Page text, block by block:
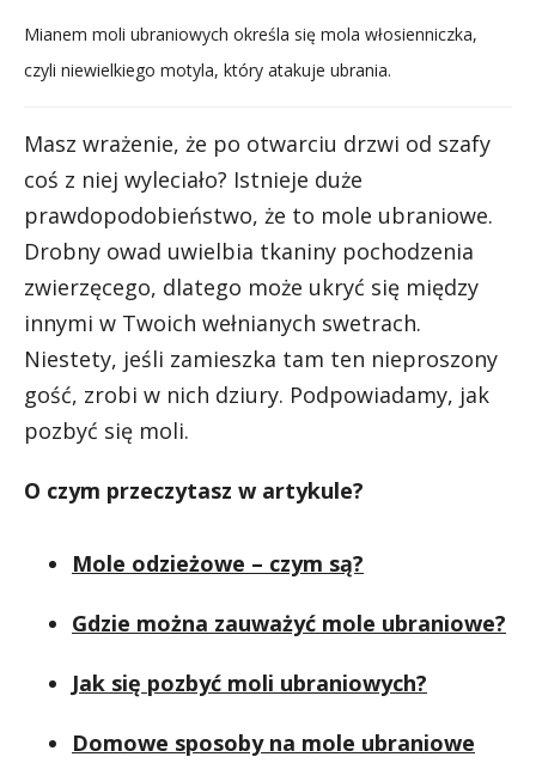
Mianem moli ubraniowych określa się mola włosienniczka,
czyli niewielkiego motyla, który atakuje ubrania.
Masz wrażenie, że po otwarciu drzwi od szafy
coś z niej wyleciało? Istnieje duże
prawdopodobieństwo, że to mole ubraniowe.
Drobny owad uwielbia tkaniny pochodzenia
zwierzęcego, dlatego może ukryć się między
innymi w Twoich wełnianych swetrach.
Niestety, jeśli zamieszka tam ten nieproszony
gość, zrobi w nich dziury. Podpowiadamy, jak
pozbyć się moli.
O czym przeczytasz w artykule?
Mole odzieżowe – czym są?
Gdzie można zauważyć mole ubraniowe?
Jak się pozbyć moli ubraniowych?
Domowe sposoby na mole ubraniowe